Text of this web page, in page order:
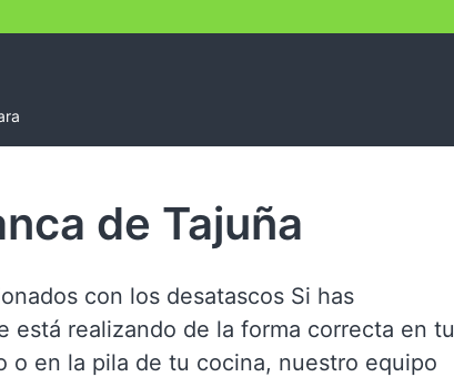
de Tajuña
con los desatascos Si has
está realizando de la forma correcta en tu
o en la pila de tu cocina, nuestro equipo